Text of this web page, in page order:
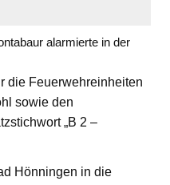
alarmierte in der
die Feuerwehreinheiten
sowie den
„B 2 –
Hönningen in die